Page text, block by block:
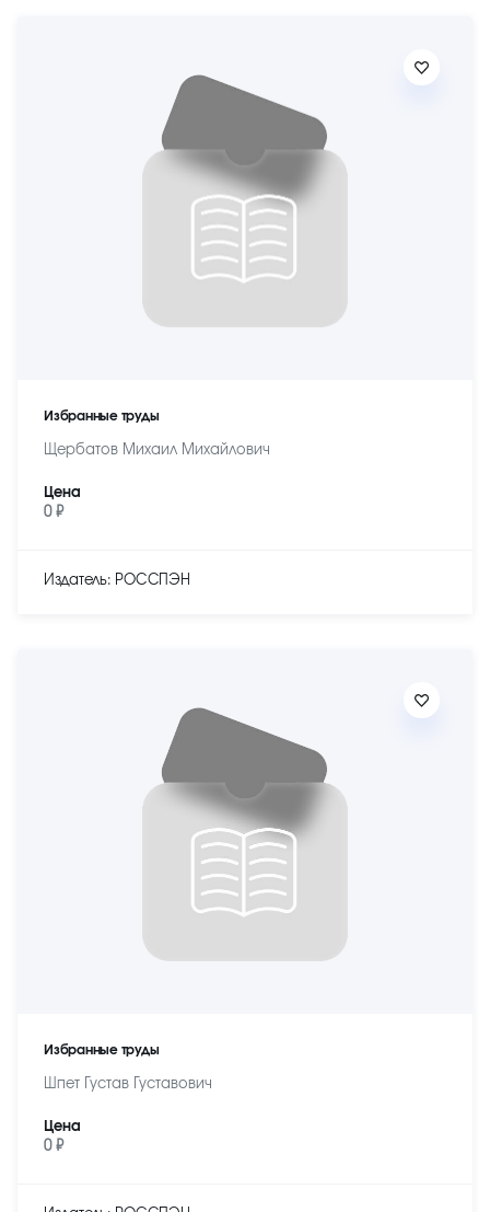
Избранные труды
Щербатов Михаил Михайлович
Цена
0 ₽
Издатель: РОССПЭН
Избранные труды
Шпет Густав Густавович
Цена
0 ₽